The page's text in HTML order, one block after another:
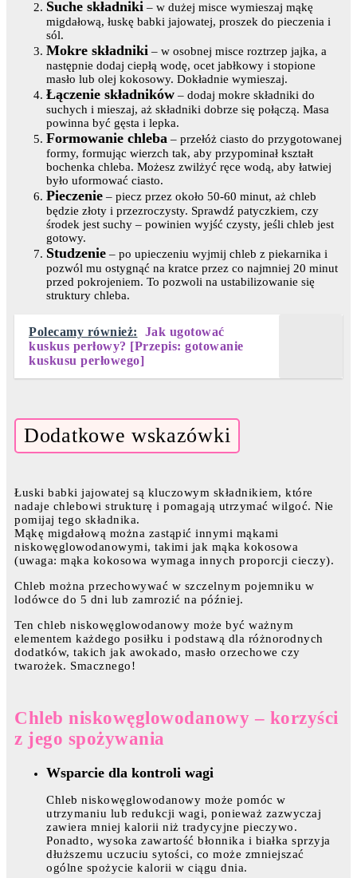
Suche składniki – w dużej misce wymieszaj mąkę
migdałową, łuskę babki jajowatej, proszek do pieczenia i
sól.
Mokre składniki – w osobnej misce roztrzep jajka, a
następnie dodaj ciepłą wodę, ocet jabłkowy i stopione
masło lub olej kokosowy. Dokładnie wymieszaj.
Łączenie składników – dodaj mokre składniki do
suchych i mieszaj, aż składniki dobrze się połączą. Masa
powinna być gęsta i lepka.
Formowanie chleba – przełóż ciasto do przygotowanej
formy, formując wierzch tak, aby przypominał kształt
bochenka chleba. Możesz zwilżyć ręce wodą, aby łatwiej
było uformować ciasto.
Pieczenie – piecz przez około 50-60 minut, aż chleb
będzie złoty i przezroczysty. Sprawdź patyczkiem, czy
środek jest suchy – powinien wyjść czysty, jeśli chleb jest
gotowy.
Studzenie – po upieczeniu wyjmij chleb z piekarnika i
pozwól mu ostygnąć na kratce przez co najmniej 20 minut
przed pokrojeniem. To pozwoli na ustabilizowanie się
struktury chleba.
Polecamy również:
Jak ugotować
kuskus perłowy? [Przepis: gotowanie
kuskusu perłowego]
Dodatkowe wskazówki
Łuski babki jajowatej są kluczowym składnikiem, które
nadaje chlebowi strukturę i pomagają utrzymać wilgoć. Nie
pomijaj tego składnika.
Mąkę migdałową można zastąpić innymi mąkami
niskowęglowodanowymi, takimi jak mąka kokosowa
(uwaga: mąka kokosowa wymaga innych proporcji cieczy).
Chleb można przechowywać w szczelnym pojemniku w
lodówce do 5 dni lub zamrozić na później.
Ten chleb niskowęglowodanowy może być ważnym
elementem każdego posiłku i podstawą dla różnorodnych
dodatków, takich jak awokado, masło orzechowe czy
twarożek. Smacznego!
Chleb niskowęglowodanowy – korzyści
z jego spożywania
Wsparcie dla kontroli wagi
Chleb niskowęglowodanowy może pomóc w
utrzymaniu lub redukcji wagi, ponieważ zazwyczaj
zawiera mniej kalorii niż tradycyjne pieczywo.
Ponadto, wysoka zawartość błonnika i białka sprzyja
dłuższemu uczuciu sytości, co może zmniejszać
ogólne spożycie kalorii w ciągu dnia.